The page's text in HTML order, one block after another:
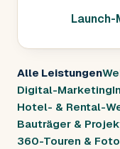
Alle Leistungen
Digital-Marketing
Hotel- & Rental-
Bauträger &
360-Touren &